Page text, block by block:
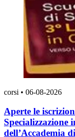
corsi • 06-08-2026
Aperte le
Specializzazione
dell’Accademia